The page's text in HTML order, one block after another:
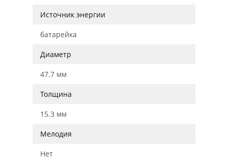
Источник энергии
батарейка
Диаметр
47.7 мм
Толщина
15.3 мм
Мелодия
Нет